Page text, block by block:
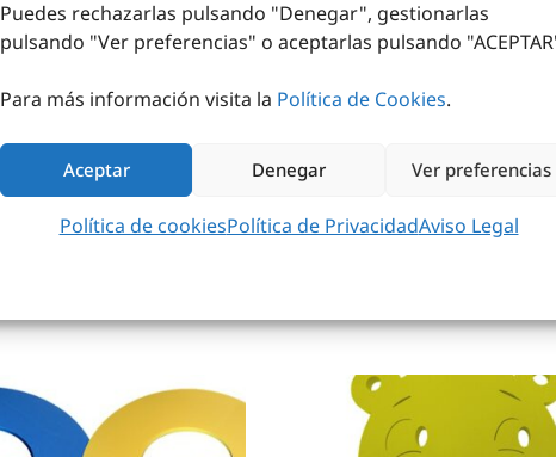
Puedes rechazarlas pulsando "Denegar", gestionarlas
pulsando "Ver preferencias" o aceptarlas pulsando
Para más información visita la Política de Cookies.
Aceptar Denegar Ver preferencias
Política de cookiesPolítica de PrivacidadAviso Legal